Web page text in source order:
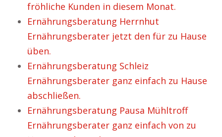
fröhliche Kunden in diesem Monat.
Ernährungsberatung Herrnhut
Ernährungsberater jetzt den für zu Hause
üben.
Ernährungsberatung Schleiz
Ernährungsberater ganz einfach zu Hause
abschließen.
Ernährungsberatung Pausa Mühltroff
Ernährungsberater ganz einfach von zu